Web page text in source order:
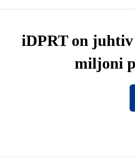
iDPRT on
miljoni